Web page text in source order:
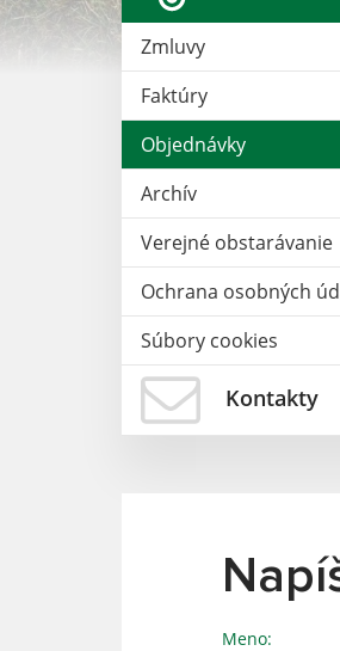
Zmluvy
Faktúry
Objednávky
Archív
Verejné obstarávanie
Ochrana osobných
Súbory cookies
Kontakty
Meno: